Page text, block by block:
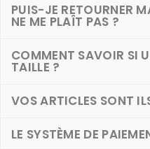
PUIS-JE RETOURNER
NE ME PLAÎT PAS ?
COMMENT SAVOIR SI
TAILLE ?
VOS ARTICLES SONT
LE SYSTÈME DE